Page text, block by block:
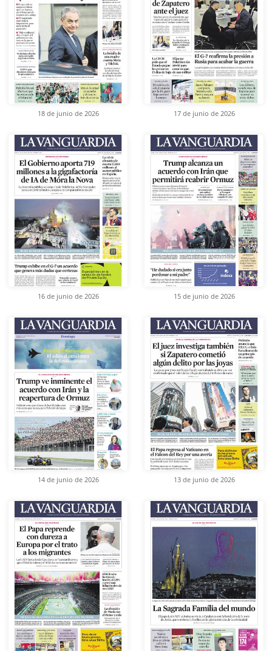
18 de junio de 2026 17 de junio de 2026
16 de junio de 2026 15 de junio de 2026
14 de junio de 2026 13 de junio de 2026